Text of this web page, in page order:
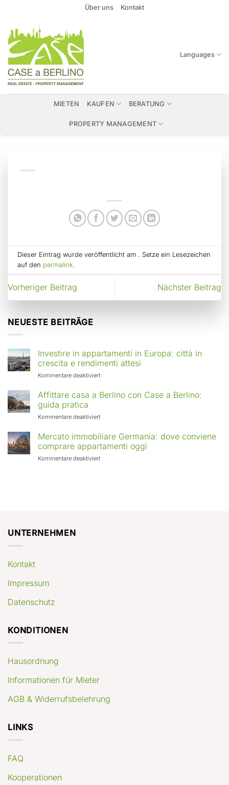
springen
Über uns Kontakt
Languages
MIETEN KAUFEN BERATUNG
PROPERTY MANAGEMENT
Dieser Eintrag wurde veröffentlicht am . Setze ein Lesezeichen
auf den permalink.
Vorheriger Beitrag Nächster Beitrag
NEUESTE BEITRÄGE
Investire in appartamenti in Europa: città in
crescita e rendimenti attesi
Kommentare deaktiviertfür
in
Europa:
in
crescita
rendimenti
Affittare casa a Berlino con Case a Berlino:
guida pratica
Kommentare deaktiviertfür
casa
a
Berlino
con
Mercato immobiliare Germania: dove conviene
comprare appartamenti oggi
Kommentare deaktiviertfür
UNTERNEHMEN
Kontakt
Impressum
Datenschutz
KONDITIONEN
Hausordnung
Informationen für Mieter
AGB & Widerrufsbelehrung
LINKS
FAQ
Kooperationen